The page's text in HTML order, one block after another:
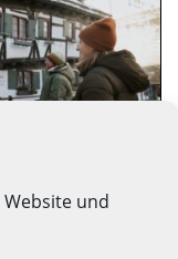
und
| Geführte